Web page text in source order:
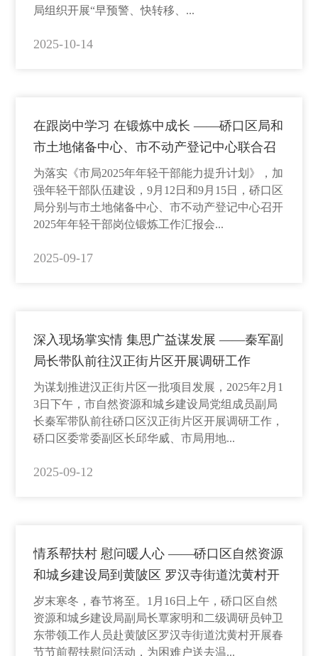
局组织开展“早预警、快转移、...
2025-10-14
在跟岗中学习 在锻炼中成长 ——硚口区局和
市土地储备中心、市不动产登记中心联合召
开年轻干部岗位锻炼工作汇报会
为落实《市局2025年年轻干部能力提升计划》，加
强年轻干部队伍建设，9月12日和9月15日，硚口区
局分别与市土地储备中心、市不动产登记中心召开
2025年年轻干部岗位锻炼工作汇报会...
2025-09-17
深入现场掌实情 集思广益谋发展 ——秦军副
局长带队前往汉正街片区开展调研工作
为谋划推进汉正街片区一批项目发展，2025年2月1
3日下午，市自然资源和城乡建设局党组成员副局
长秦军带队前往硚口区汉正街片区开展调研工作，
硚口区委常委副区长邱华威、市局用地...
2025-09-12
情系帮扶村 慰问暖人心 ——硚口区自然资源
和城乡建设局到黄陂区 罗汉寺街道沈黄村开
展春节节前帮扶慰问活动
岁末寒冬，春节将至。1月16日上午，硚口区自然
资源和城乡建设局副局长覃家明和二级调研员钟卫
东带领工作人员赴黄陂区罗汉寺街道沈黄村开展春
节节前帮扶慰问活动，为困难户送去温...